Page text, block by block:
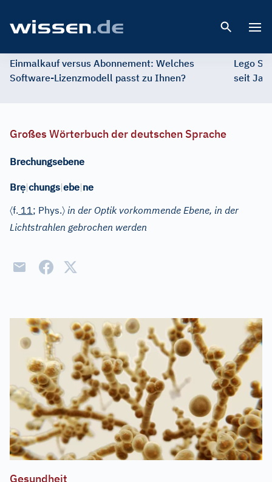
Einmalkauf versus Abonnement: Welches
Software-Lizenzmodell passt zu Ihnen?
Lego
seit
Großes Wörterbuch der deutschen Sprache
Brechungsebene
Brẹ|chungs|ebe|ne
〈f. 11; Phys.〉 in der Optik vorkommende Ebene, in der
Lichtstrahlen gebrochen werden
Gesundheit